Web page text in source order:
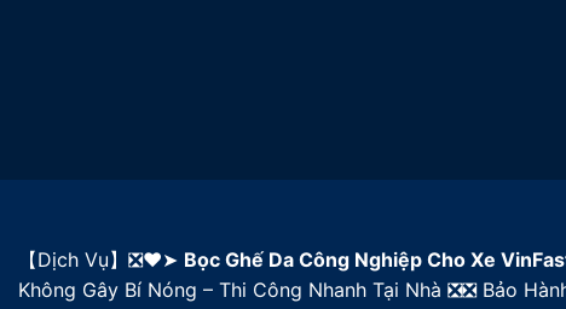
【Dịch Vụ】❎❤️➤ Bọc Ghế Da Công Nghiệp Cho Xe
Không Gây Bí Nóng – Thi Công Nhanh Tại Nhà ❎❎ Bảo